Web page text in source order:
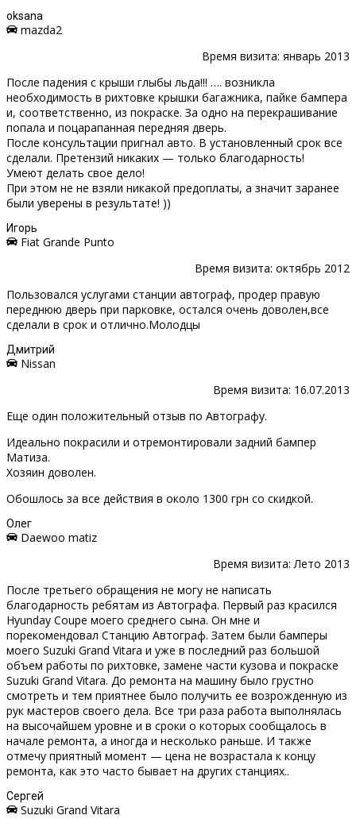
oksana
mazda2
Время визита: январь 2013
После падения с крыши глыбы льда!!! …. возникла
необходимость в рихтовке крышки багажника, пайке бампера
и, соответственно, из покраске. За одно на перекрашивание
попала и поцарапанная передняя дверь.
После консультации пригнал авто. В установленный срок все
сделали. Претензий никаких — только благодарность!
Умеют делать свое дело!
При этом не не взяли никакой предоплаты, а значит заранее
были уверены в результате! ))
Игорь
Fiat Grande Punto
Время визита: октябрь 2012
Пользовался услугами станции автограф, продер правую
переднюю дверь при парковке, остался очень доволен,все
сделали в срок и отлично.Молодцы
Дмитрий
Nissan
Время визита: 16.07.2013
Еще один положительный отзыв по Автографу.
Идеально покрасили и отремонтировали задний бампер
Матиза.
Хозяин доволен.
Обошлось за все действия в около 1300 грн со скидкой.
Олег
Daewoo matiz
Время визита: Лето 2013
После третьего обращения не могу не написать
благодарность ребятам из Автографа. Первый раз красился
Hyunday Coupe моего среднего сына. Он мне и
порекомендовал Станцию Автограф. Затем были бамперы
моего Suzuki Grand Vitara и уже в последний раз большой
объем работы по рихтовке, замене части кузова и покраске
Suzuki Grand Vitara. До ремонта на машину было грустно
смотреть и тем приятнее было получить ее возрожденную из
рук мастеров своего дела. Все три раза работа выполнялась
на высочайшем уровне и в сроки о которых сообщалось в
начале ремонта, а иногда и несколько раньше. И также
отмечу приятный момент — цена не возрастала к концу
ремонта, как это часто бывает на других станциях..
Сергей
Suzuki Grand Vitara